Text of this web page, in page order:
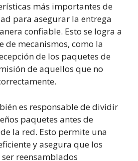
más importantes de
para asegurar la entrega
confiable. Esto se logra a
de mecanismos, como la
de los paquetes de
de aquellos que no
es responsable de dividir
paquetes antes de
la red. Esto permite una
y asegura que los
reensamblados